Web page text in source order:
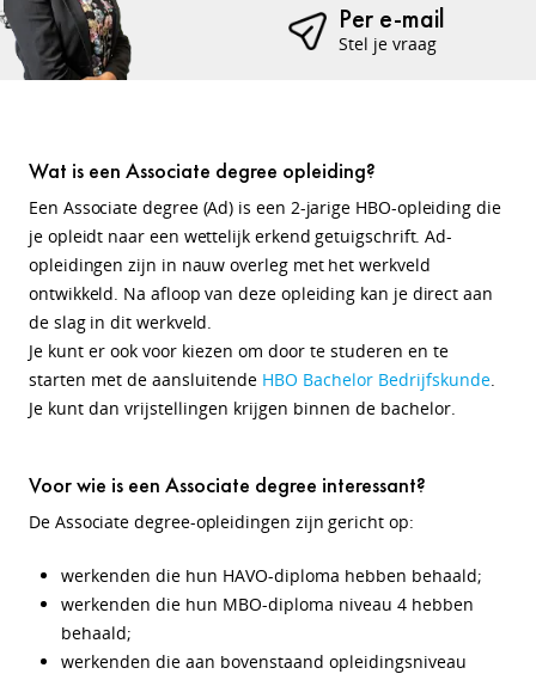
Per e-mail
Stel je vraag
Wat is een Associate degree opleiding?
Een Associate degree (Ad) is een 2-jarige HBO-opleiding die
je opleidt naar een wettelijk erkend getuigschrift. Ad-
opleidingen zijn in nauw overleg met het werkveld
ontwikkeld. Na afloop van deze opleiding kan je direct aan
de slag in dit werkveld.
Je kunt er ook voor kiezen om door te studeren en te
starten met de aansluitende HBO Bachelor Bedrijfskunde.
Je kunt dan vrijstellingen krijgen binnen de bachelor.
Voor wie is een Associate degree interessant?
De Associate degree-opleidingen zijn gericht op:
werkenden die hun HAVO-diploma hebben behaald;
werkenden die hun MBO-diploma niveau 4 hebben
behaald;
werkenden die aan bovenstaand opleidingsniveau